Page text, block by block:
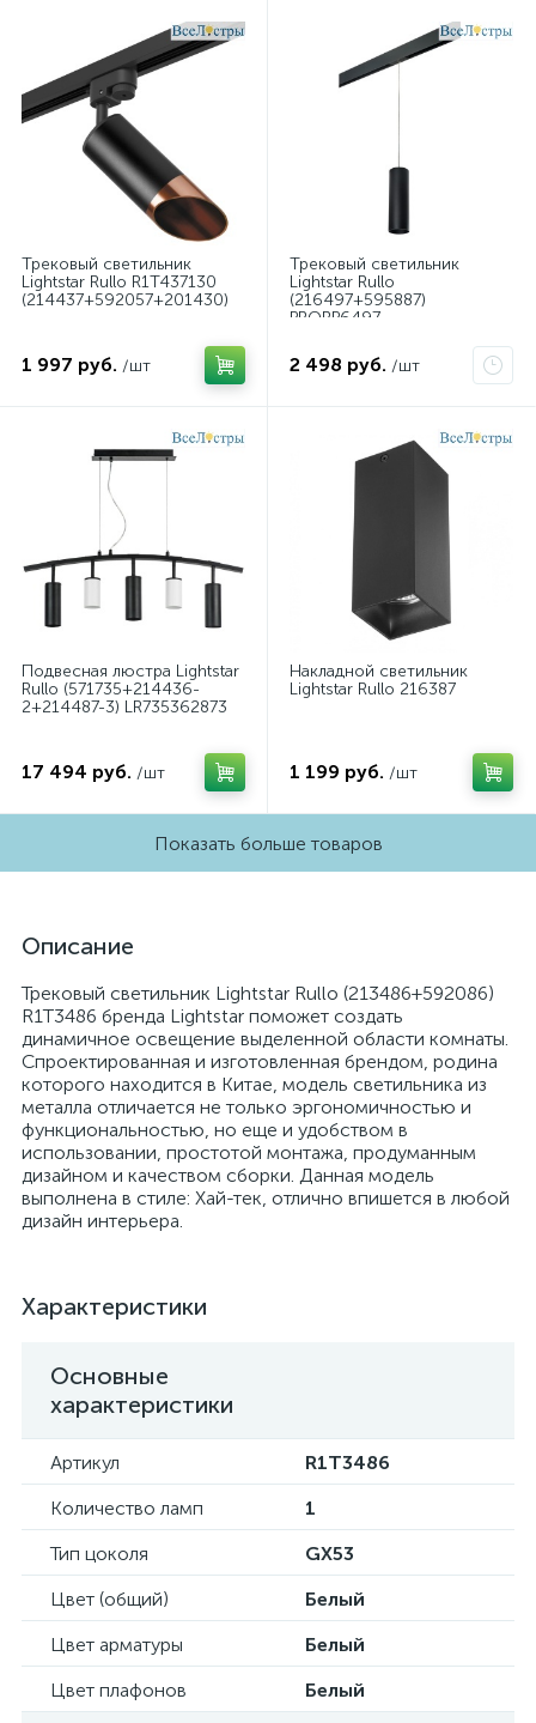
Трековый светильник
Lightstar Rullo R1T437130
(214437+592057+201430)
1 997 руб. /шт
Трековый светильник
Lightstar Rullo
(216497+595887)
PRORP6497
2 498 руб. /шт
Подвесная люстра Lightstar
Rullo (571735+214436-
2+214487-3) LR735362873
17 494 руб. /шт
Накладной светильник
Lightstar Rullo 216387
1 199 руб. /шт
Показать больше товаров
Описание
Трековый светильник Lightstar Rullo (213486+592086)
R1T3486 бренда Lightstar поможет создать
динамичное освещение выделенной области комнаты.
Спроектированная и изготовленная брендом, родина
которого находится в Китае, модель светильника из
металла отличается не только эргономичностью и
функциональностью, но еще и удобством в
использовании, простотой монтажа, продуманным
дизайном и качеством сборки. Данная модель
выполнена в стиле: Хай-тек, отлично впишется в любой
дизайн интерьера.
Характеристики
Основные
характеристики
Артикул
R1T3486
Количество ламп
1
Тип цоколя
GX53
Цвет (общий)
Белый
Цвет арматуры
Белый
Цвет плафонов
Белый